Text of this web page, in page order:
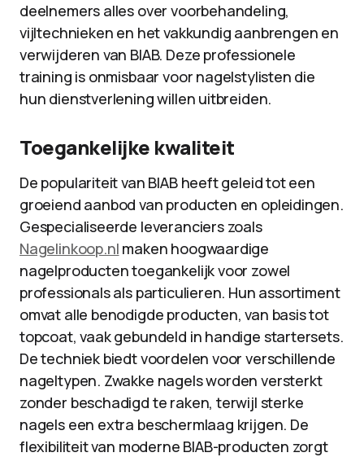
deelnemers alles over voorbehandeling,
vijltechnieken en het vakkundig aanbrengen en
verwijderen van BIAB. Deze professionele
training is onmisbaar voor nagelstylisten die
hun dienstverlening willen uitbreiden.
Toegankelijke kwaliteit
De populariteit van BIAB heeft geleid tot een
groeiend aanbod van producten en opleidingen.
Gespecialiseerde leveranciers zoals
Nagelinkoop.nl maken hoogwaardige
nagelproducten toegankelijk voor zowel
professionals als particulieren. Hun assortiment
omvat alle benodigde producten, van basis tot
topcoat, vaak gebundeld in handige startersets.
De techniek biedt voordelen voor verschillende
nageltypen. Zwakke nagels worden versterkt
zonder beschadigd te raken, terwijl sterke
nagels een extra beschermlaag krijgen. De
flexibiliteit van moderne BIAB-producten zorgt